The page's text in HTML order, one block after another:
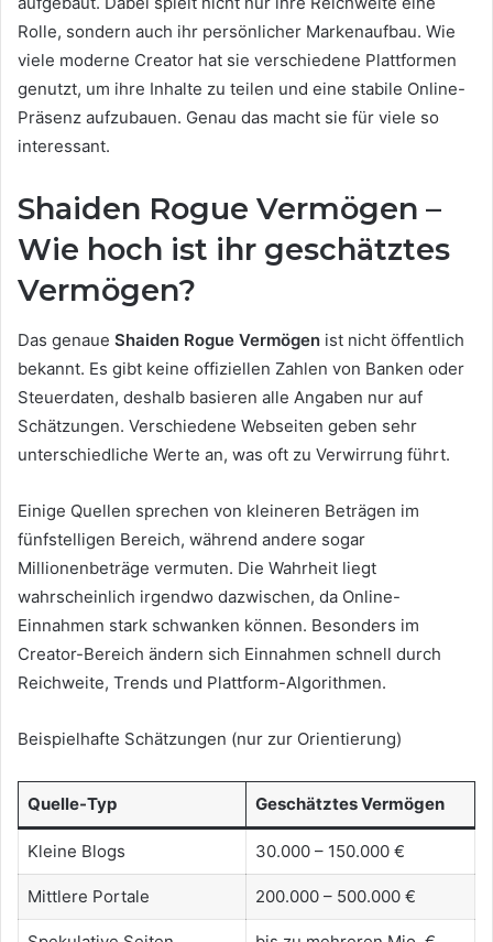
Rolle, sondern auch ihr persönlicher Markenaufbau. Wie
viele moderne Creator hat sie verschiedene Plattformen
genutzt, um ihre Inhalte zu teilen und eine stabile Online-
Präsenz aufzubauen. Genau das macht sie für viele so
interessant.
Shaiden Rogue Vermögen –
Wie hoch ist ihr geschätztes
Vermögen?
Das genaue Shaiden Rogue Vermögen ist nicht öffentlich
bekannt. Es gibt keine offiziellen Zahlen von Banken oder
Steuerdaten, deshalb basieren alle Angaben nur auf
Schätzungen. Verschiedene Webseiten geben sehr
unterschiedliche Werte an, was oft zu Verwirrung führt.
Einige Quellen sprechen von kleineren Beträgen im
fünfstelligen Bereich, während andere sogar
Millionenbeträge vermuten. Die Wahrheit liegt
wahrscheinlich irgendwo dazwischen, da Online-
Einnahmen stark schwanken können. Besonders im
Creator-Bereich ändern sich Einnahmen schnell durch
Reichweite, Trends und Plattform-Algorithmen.
Beispielhafte Schätzungen (nur zur Orientierung)
Quelle-Typ Geschätztes Vermögen
Kleine Blogs 30.000 – 150.000 €
Mittlere Portale 200.000 – 500.000 €